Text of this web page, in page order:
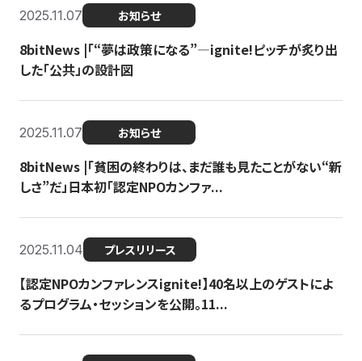
2025.11.07 お知らせ
8bitNews |「“夢は政策になる”—ignite!ピッチが炙り出
した「公共」の設計図
2025.11.07 お知らせ
8bitNews |「貧困の終わりは、まだ誰も見たことがない“新
しさ”だ」日本初「認定NPOカンファ...
2025.11.04 プレスリリース
【認定NPOカンファレンスignite!】40名以上のゲストによ
るプログラム・セッションを公開。11...